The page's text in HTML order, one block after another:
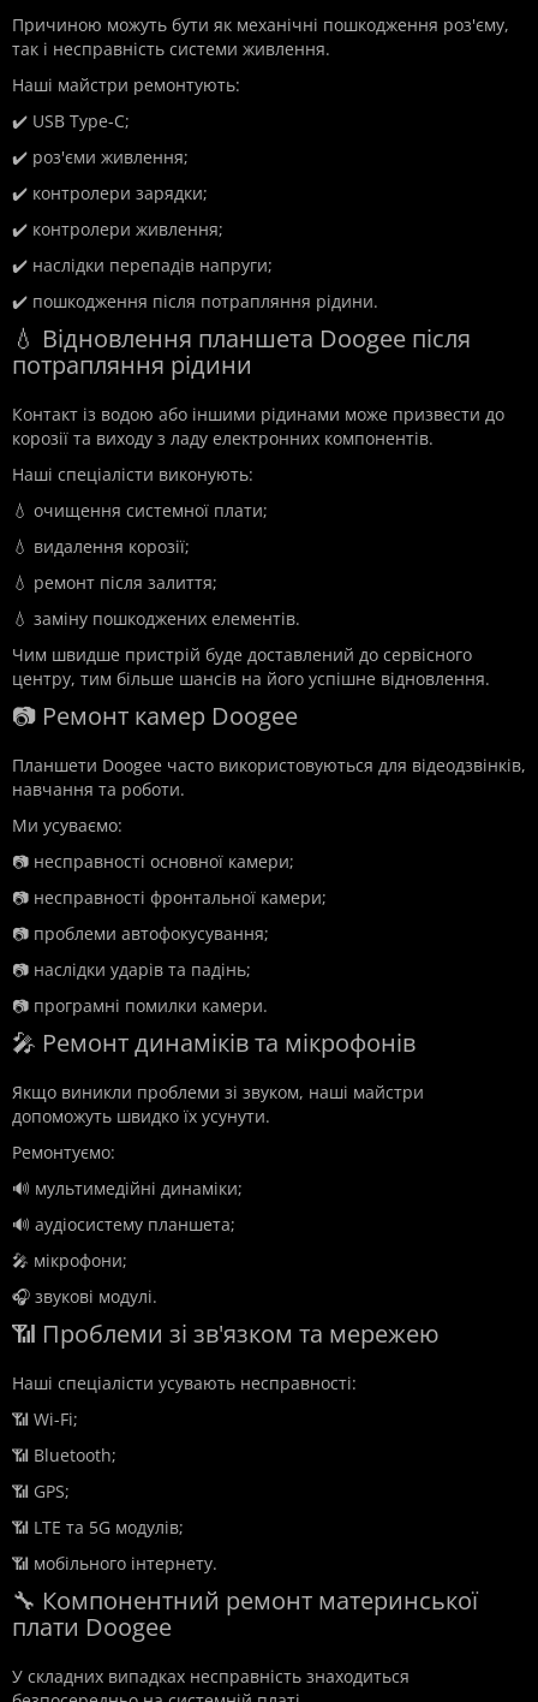
Причиною можуть бути як механічні пошкодження роз'єму,
так і несправність системи живлення.
Наші майстри ремонтують:
✔️ USB Type-C;
✔️ роз'єми живлення;
✔️ контролери зарядки;
✔️ контролери живлення;
✔️ наслідки перепадів напруги;
✔️ пошкодження після потрапляння рідини.
💧 Відновлення планшета Doogee після
потрапляння рідини
Контакт із водою або іншими рідинами може призвести до
корозії та виходу з ладу електронних компонентів.
Наші спеціалісти виконують:
💧 очищення системної плати;
💧 видалення корозії;
💧 ремонт після залиття;
💧 заміну пошкоджених елементів.
Чим швидше пристрій буде доставлений до сервісного
центру, тим більше шансів на його успішне відновлення.
📷 Ремонт камер Doogee
Планшети Doogee часто використовуються для відеодзвінків,
навчання та роботи.
Ми усуваємо:
📷 несправності основної камери;
📷 несправності фронтальної камери;
📷 проблеми автофокусування;
📷 наслідки ударів та падінь;
📷 програмні помилки камери.
🎤 Ремонт динаміків та мікрофонів
Якщо виникли проблеми зі звуком, наші майстри
допоможуть швидко їх усунути.
Ремонтуємо:
🔊 мультимедійні динаміки;
🔊 аудіосистему планшета;
🎤 мікрофони;
🎧 звукові модулі.
📶 Проблеми зі зв'язком та мережею
Наші спеціалісти усувають несправності:
📶 Wi-Fi;
📶 Bluetooth;
📶 GPS;
📶 LTE та 5G модулів;
📶 мобільного інтернету.
🔧 Компонентний ремонт материнської
плати Doogee
У складних випадках несправність знаходиться